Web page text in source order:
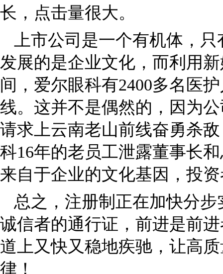
长，点击量很大。
上市公司是一个有机体，
发展的是企业文化，而利用
间，爱尔眼科有2400多名医
线。这并不是偶然的，因为
请求上云南老山前线奋勇杀
科16年的老员工泄露董事长
来自于企业的文化基因，投
总之，注册制正在加快分
诚信者的通行证，前进是前
道上又快又稳地疾驰，让高
律！